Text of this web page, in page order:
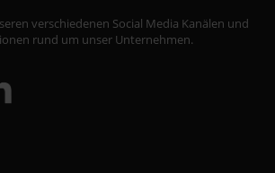
verschiedenen Social Media Kanälen und
rund um unser Unternehmen.